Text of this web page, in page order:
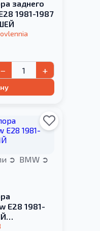
заднего
1981-1987
− +
BMW
E28 1981-